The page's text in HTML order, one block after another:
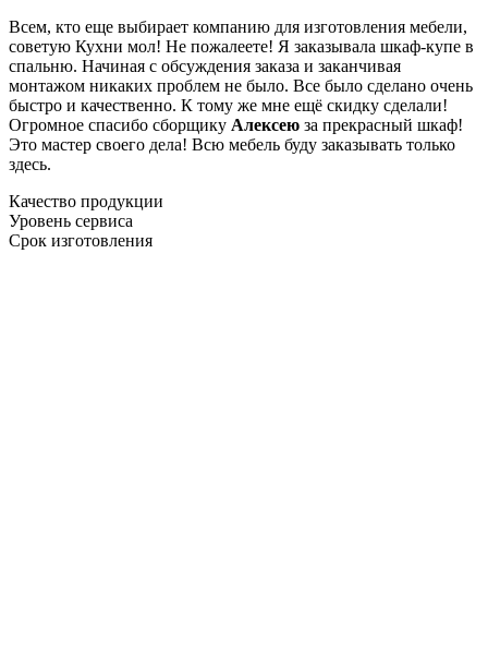
Всем, кто еще выбирает компанию для изготовления мебели,
советую Кухни мол! Не пожалеете! Я заказывала шкаф-купе в
спальню. Начиная с обсуждения заказа и заканчивая
монтажом никаких проблем не было. Все было сделано очень
быстро и качественно. К тому же мне ещё скидку сделали!
Огромное спасибо сборщику Алексею за прекрасный шкаф!
Это мастер своего дела! Всю мебель буду заказывать только
здесь.
Качество продукции
Уровень сервиса
Срок изготовления